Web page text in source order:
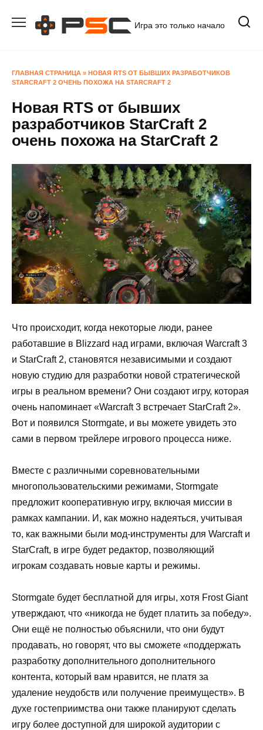
содержанию
Игра это только начало
ГЛАВНАЯ СТРАНИЦА » НОВАЯ RTS ОТ БЫВШИХ РАЗРАБОТЧИКОВ
STARCRAFT 2 ОЧЕНЬ ПОХОЖА НА STARCRAFT 2
Новая RTS от бывших
разработчиков StarCraft 2
очень похожа на StarCraft 2
Что происходит, когда некоторые люди, ранее
работавшие в Blizzard над играми, включая Warcraft 3
и StarCraft 2, становятся независимыми и создают
новую студию для разработки новой стратегической
игры в реальном времени? Они создают игру, которая
очень напоминает «Warcraft 3 встречает StarCraft 2».
Вот и появился Stormgate, и вы можете увидеть это
сами в первом трейлере игрового процесса ниже.
Вместе с различными соревновательными
многопользовательскими режимами, Stormgate
предложит кооперативную игру, включая миссии в
рамках кампании. И, как можно надеяться, учитывая
то, как важными были мод-инструменты для Warcraft и
StarCraft, в игре будет редактор, позволяющий
игрокам создавать новые карты и режимы.
Stormgate будет бесплатной для игры, хотя Frost Giant
утверждают, что «никогда не будет платить за победу».
Они ещё не полностью объяснили, что они будут
продавать, но говорят, что вы сможете «поддержать
разработку дополнительного дополнительного
контента, который вам нравится, не платя за
удаление неудобств или получение преимуществ». В
духе гостеприимства они также планируют сделать
игру более доступной для широкой аудитории с